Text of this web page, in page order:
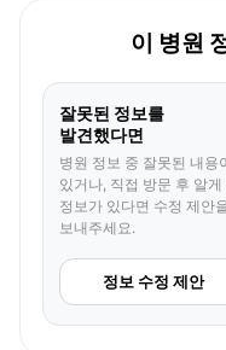
이 병원
잘못된 정보를
발견했다면
병원 정보 중 잘못된 내용
있거나, 직접 방문 후 알게
정보가 있다면 수정 제안
보내주세요.
정보 수정 제안